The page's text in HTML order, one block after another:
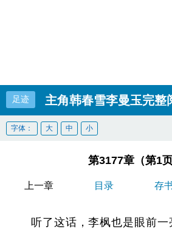
足迹 主角韩春雪李曼玉完整
字体： 大 中 小
第3177章（第1页
上一章 目录 存
听了这话，李枫也是眼前一